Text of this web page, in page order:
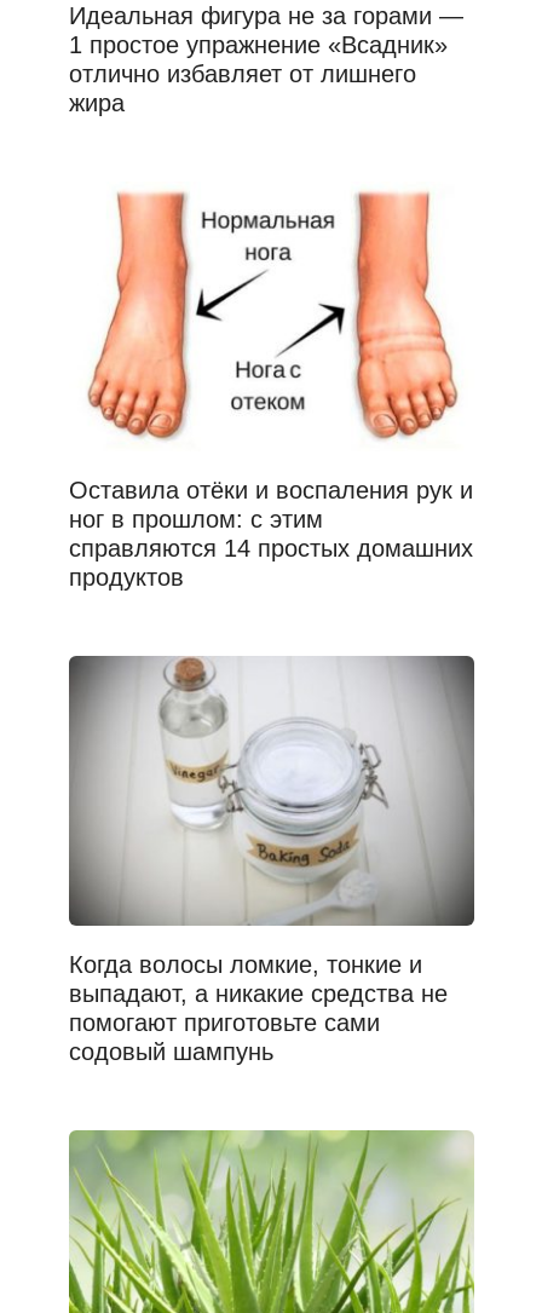
Идеальная фигура не за горами —
1 простое упражнение «Всадник»
отлично избавляет от лишнего
жира
Оставила отёки и воспаления рук и
ног в прошлом: с этим
справляются 14 простых домашних
продуктов
Когда волосы ломкие, тонкие и
выпадают, а никакие средства не
помогают приготовьте сами
содовый шампунь